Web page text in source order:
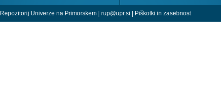
Repozitorij Univerze na Primorskem | rup@upr.si | Piškotki in zasebnost